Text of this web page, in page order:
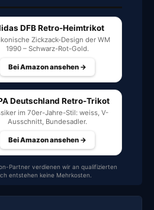
DFB Retro-Heimtrikot
Zickzack-Design der WM
1990 – Schwarz-Rot-Gold.
Bei Amazon ansehen →
Deutschland Retro-Trikot
im 70er-Jahre-Stil: weiss, V-
Ausschnitt, Bundesadler.
Bei Amazon ansehen →
Partner verdienen wir an qualifizierten
entstehen keine Mehrkosten.